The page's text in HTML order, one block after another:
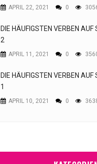
APRIL 22, 2021 0
DIE HÄUFIGSTEN VERBEN AUF
2
APRIL 11, 2021 0
DIE HÄUFIGSTEN VERBEN AUF
1
APRIL 10, 2021 0